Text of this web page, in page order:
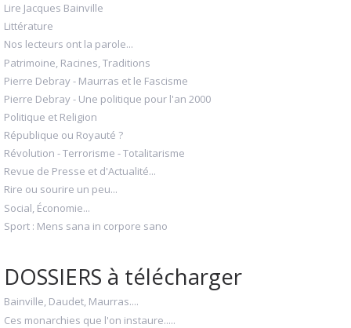
Lire Jacques Bainville
Littérature
Nos lecteurs ont la parole...
Patrimoine, Racines, Traditions
Pierre Debray - Maurras et le Fascisme
Pierre Debray - Une politique pour l'an 2000
Politique et Religion
République ou Royauté ?
Révolution - Terrorisme - Totalitarisme
Revue de Presse et d'Actualité...
Rire ou sourire un peu...
Social, Économie...
Sport : Mens sana in corpore sano
DOSSIERS à télécharger
Bainville, Daudet, Maurras....
Ces monarchies que l'on instaure.....